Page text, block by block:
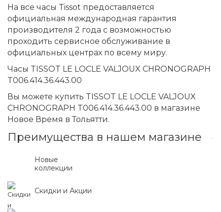
На все часы Tissot предоставляется
официальная международная гарантия
производителя 2 года с возможностью
проходить сервисное обслуживание в
официальных центрах по всему миру.
Часы TISSOT LE LOCLE VALJOUX CHRONOGRAPH
T006.414.36.443.00
Вы можете купить TISSOT LE LOCLE VALJOUX
CHRONOGRAPH T006.414.36.443.00 в магазине
Новое Время в Тольятти.
Преимущества в нашем магазине
Новые
коллекции
Скидки и Акции